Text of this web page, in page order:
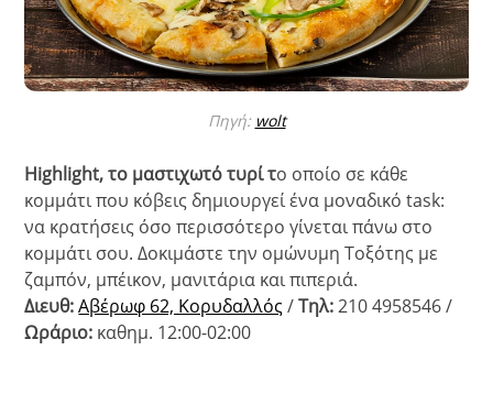
Πηγή: wolt
Highlight, το μαστιχωτό τυρί το οποίο σε κάθε
κομμάτι που κόβεις δημιουργεί ένα μοναδικό task:
να κρατήσεις όσο περισσότερο γίνεται πάνω στο
κομμάτι σου. Δοκιμάστε την ομώνυμη Τοξότης με
ζαμπόν, μπέικον, μανιτάρια και πιπεριά.
Διευθ:Αβέρωφ 62, Κορυδαλλός/Τηλ:210 4958546 /
Ωράριο: καθημ. 12:00-02:00